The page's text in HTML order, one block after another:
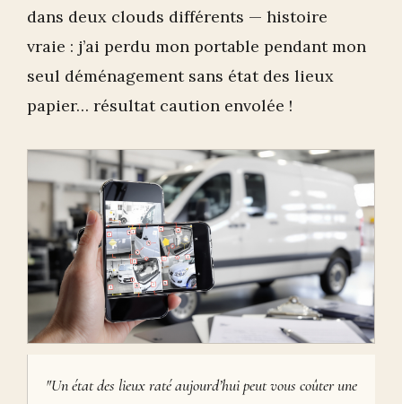
dans deux clouds différents — histoire
vraie : j’ai perdu mon portable pendant mon
seul déménagement sans état des lieux
papier… résultat caution envolée !
"Un état des lieux raté aujourd’hui peut vous coûter une